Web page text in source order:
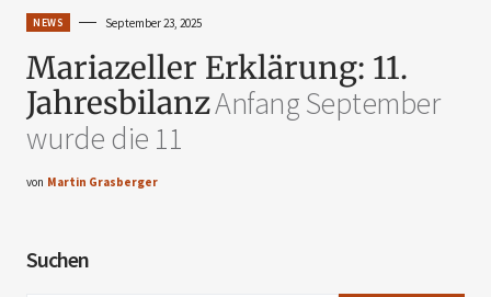
NEWS September 23, 2025
Mariazeller Erklärung: 11.
JahresbilanzAnfang September
wurde die 11
von Martin Grasberger
Suchen